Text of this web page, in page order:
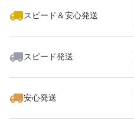
スピード＆安心発送
スピード発送
安心発送